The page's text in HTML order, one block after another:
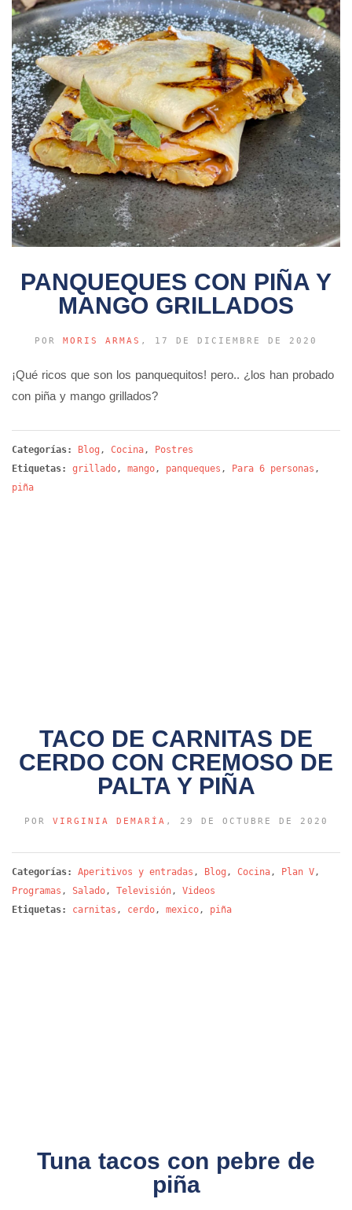
PANQUEQUES CON PIÑA Y
MANGO GRILLADOS
POR MORIS ARMAS , 17 DE DICIEMBRE DE 2020
¡Qué ricos que son los panquequitos! pero.. ¿los han probado
con piña y mango grillados?
Categorías: Blog , Cocina,
Postres
Etiquetas:
grillado, mango, panqueques , Para 6 personas ,
piña
TACO DE CARNITAS DE
CERDO CON CREMOSO DE
PALTA Y PIÑA
POR VIRGINIA DEMARÍA , 29 DE OCTUBRE DE 2020
Categorías: Aperitivos y entradas , Blog , Cocina, Plan V,
Programas , Salado, Televisión, Videos
Etiquetas:
carnitas , cerdo, mexico, piña
Tuna tacos con pebre de
piña